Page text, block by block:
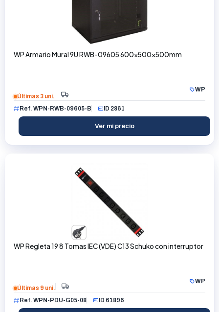
WP Armario Mural 9U RWB-09605 600x500x500mm
WP
Últimas 3 uni.
Ref. WPN-RWB-09605-B
ID 2861
Ver mi precio
WP Regleta 19 8 Tomas IEC (VDE) C13 Schuko con interruptor
WP
Últimas 9 uni.
Ref. WPN-PDU-G05-08
ID 61896